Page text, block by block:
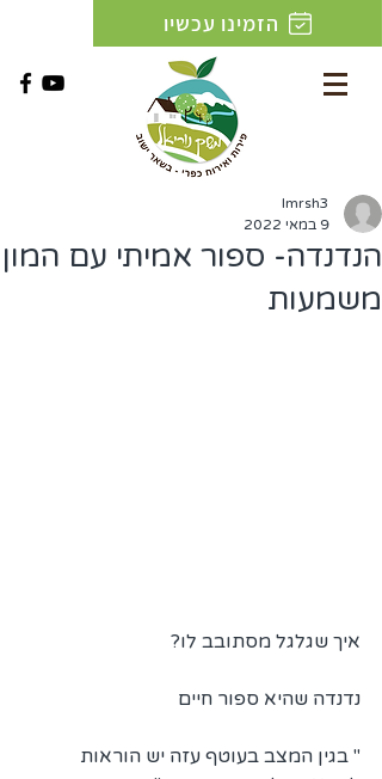
הזמינו עכשיו
הנדנדה- ספור אמיתי עם המון
משמעות
lmrsh3
9 במאי 2022
איך שגלגל מסתובב לו?
נדנדה שהיא ספור חיים
" בגין המצב בעוטף עזה יש הוראות